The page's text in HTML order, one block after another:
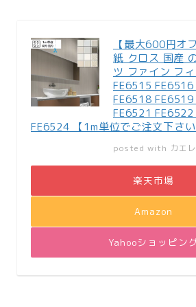
【最大600円オ
紙 クロス 国産
ツ ファイン フ
FE6515
FE6518
FE6521
FE6524 【1m単位でご注文下さい
posted with カエ
楽天市場
Amazon
Yahooショッピン